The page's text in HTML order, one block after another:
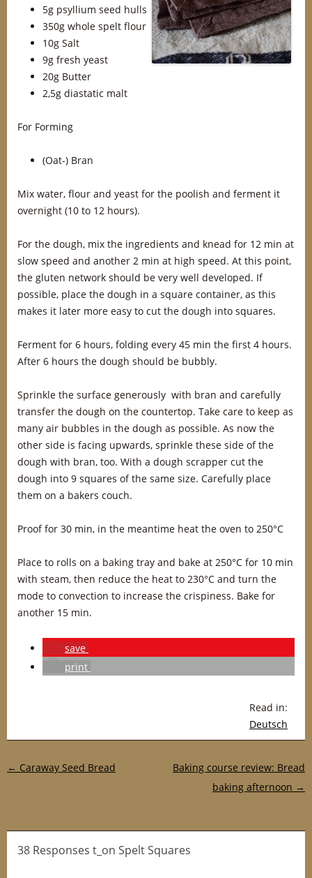
5g psyllium seed hulls
350g whole spelt flour
10g Salt
9g fresh yeast
20g Butter
2,5g diastatic malt
For Forming
(Oat-) Bran
Mix water, flour and yeast for the poolish and ferment it
overnight (10 to 12 hours).
For the dough, mix the ingredients and knead for 12 min at
slow speed and another 2 min at high speed. At this point,
the gluten network should be very well developed. If
possible, place the dough in a square container, as this
makes it later more easy to cut the dough into squares.
Ferment for 6 hours, folding every 45 min the first 4 hours.
After 6 hours the dough should be bubbly.
Sprinkle the surface generously with bran and carefully
transfer the dough on the countertop. Take care to keep as
many air bubbles in the dough as possible. As now the
other side is facing upwards, sprinkle these side of the
dough with bran, too. With a dough scrapper cut the
dough into 9 squares of the same size. Carefully place
them on a bakers couch.
Proof for 30 min, in the meantime heat the oven to 250°C
Place to rolls on a baking tray and bake at 250°C for 10 min
with steam, then reduce the heat to 230°C and turn the
mode to convection to increase the crispiness. Bake for
another 15 min.
save
print
Read in:
Deutsch
Post navigation
← Caraway Seed Bread
Baking course review: Bread
baking afternoon →
38 Responses t_on Spelt Squares